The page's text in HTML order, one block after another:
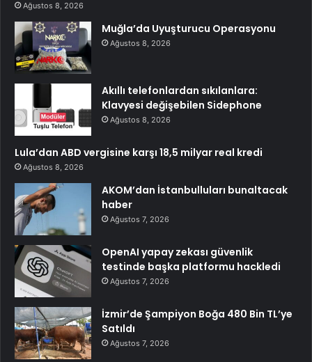
Ağustos 8, 2026
Muğla’da Uyuşturucu Operasyonu
Ağustos 8, 2026
Akıllı telefonlardan sıkılanlara:
Klavyesi değişebilen Sidephone
Ağustos 8, 2026
Lula’dan ABD vergisine karşı 18,5 milyar real kredi
Ağustos 8, 2026
AKOM’dan İstanbulluları bunaltacak
haber
Ağustos 7, 2026
OpenAI yapay zekası güvenlik
testinde başka platformu hackledi
Ağustos 7, 2026
İzmir’de Şampiyon Boğa 480 Bin TL’ye
Satıldı
Ağustos 7, 2026